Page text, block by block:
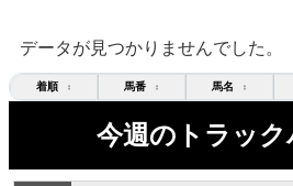
データが見つかりませんでした。
着順 ↕ 馬番 ↕ 馬名 ↕
今週のトラック